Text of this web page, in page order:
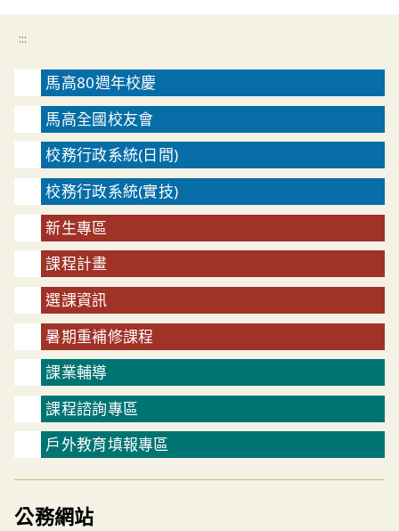
:::
馬高80週年校慶
馬高全國校友會
校務行政系統(日間)
校務行政系統(實技)
新生專區
課程計畫
選課資訊
暑期重補修課程
課業輔導
課程諮詢專區
戶外教育填報專區
公務網站